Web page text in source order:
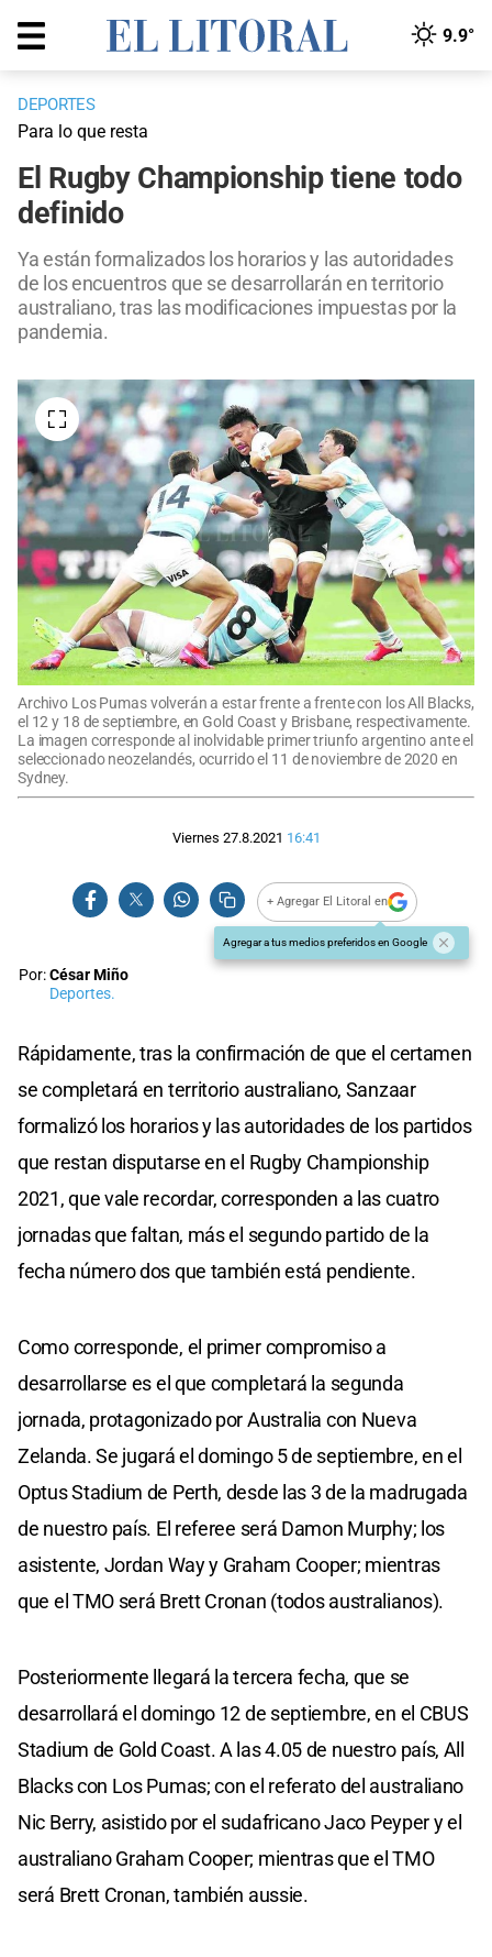
9.9°
DEPORTES
Para lo que resta
El Rugby Championship tiene todo
definido
Ya están formalizados los horarios y las autoridades
de los encuentros que se desarrollarán en territorio
australiano, tras las modificaciones impuestas por la
pandemia.
Archivo Los Pumas volverán a estar frente a frente con los All Blacks,
el 12 y 18 de septiembre, en Gold Coast y Brisbane, respectivamente.
La imagen corresponde al inolvidable primer triunfo argentino ante el
seleccionado neozelandés, ocurrido el 11 de noviembre de 2020 en
Sydney.
Viernes 27.8.2021 16:41
+ Agregar El Litoral en
Agregar a tus medios preferidos en Google
Por:César Miño
Deportes.
Rápidamente, tras la confirmación de que el certamen
se completará en territorio australiano, Sanzaar
formalizó los horarios y las autoridades de los partidos
que restan disputarse en el Rugby Championship
2021, que vale recordar, corresponden a las cuatro
jornadas que faltan, más el segundo partido de la
fecha número dos que también está pendiente.
Como corresponde, el primer compromiso a
desarrollarse es el que completará la segunda
jornada, protagonizado por Australia con Nueva
Zelanda. Se jugará el domingo 5 de septiembre, en el
Optus Stadium de Perth, desde las 3 de la madrugada
de nuestro país. El referee será Damon Murphy; los
asistente, Jordan Way y Graham Cooper; mientras
que el TMO será Brett Cronan (todos australianos).
Posteriormente llegará la tercera fecha, que se
desarrollará el domingo 12 de septiembre, en el CBUS
Stadium de Gold Coast. A las 4.05 de nuestro país, All
Blacks con Los Pumas; con el referato del australiano
Nic Berry, asistido por el sudafricano Jaco Peyper y el
australiano Graham Cooper; mientras que el TMO
será Brett Cronan, también aussie.